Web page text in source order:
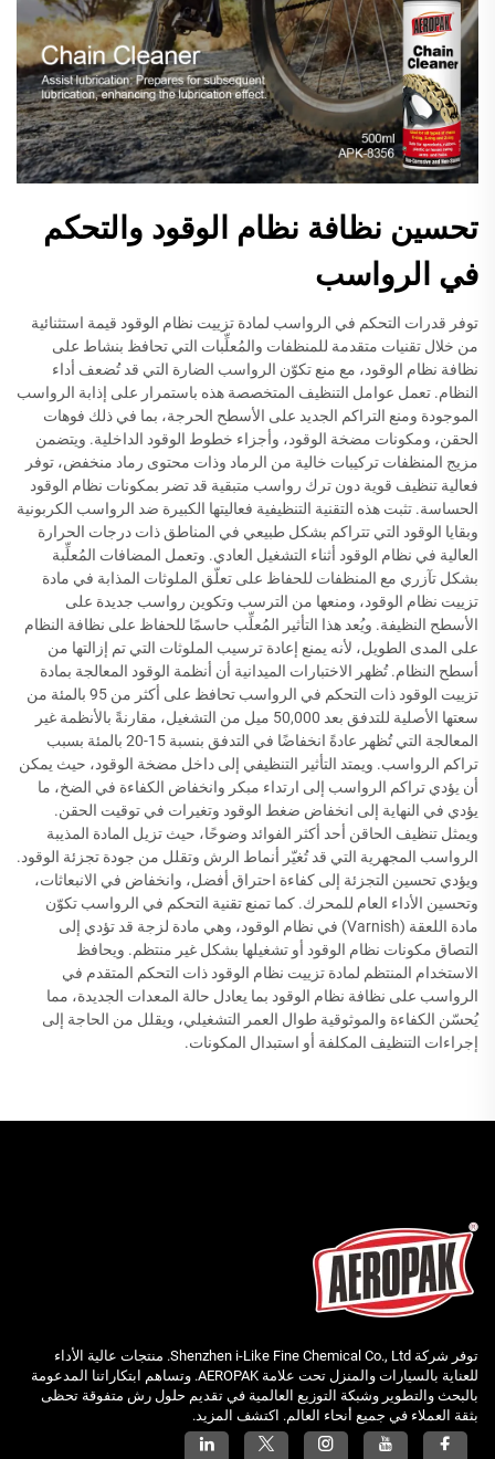
تحسين نظافة نظام الوقود والتحكم
في الرواسب
توفر قدرات التحكم في الرواسب لمادة تزييت نظام الوقود قيمة استثنائية
من خلال تقنيات متقدمة للمنظفات والمُعلِّبات التي تحافظ بنشاط على
نظافة نظام الوقود، مع منع تكوّن الرواسب الضارة التي قد تُضعف أداء
النظام. تعمل عوامل التنظيف المتخصصة هذه باستمرار على إذابة الرواسب
الموجودة ومنع التراكم الجديد على الأسطح الحرجة، بما في ذلك فوهات
الحقن، ومكونات مضخة الوقود، وأجزاء خطوط الوقود الداخلية. ويتضمن
مزيج المنظفات تركيبات خالية من الرماد وذات محتوى رماد منخفض، توفر
فعالية تنظيف قوية دون ترك رواسب متبقية قد تضر بمكونات نظام الوقود
الحساسة. تثبت هذه التقنية التنظيفية فعاليتها الكبيرة ضد الرواسب الكربونية
وبقايا الوقود التي تتراكم بشكل طبيعي في المناطق ذات درجات الحرارة
العالية في نظام الوقود أثناء التشغيل العادي. وتعمل المضافات المُعلِّبة
بشكل تآزري مع المنظفات للحفاظ على تعلّق الملوثات المذابة في مادة
تزييت نظام الوقود، ومنعها من الترسب وتكوين رواسب جديدة على
الأسطح النظيفة. ويُعد هذا التأثير المُعلِّب حاسمًا للحفاظ على نظافة النظام
على المدى الطويل، لأنه يمنع إعادة ترسيب الملوثات التي تم إزالتها من
أسطح النظام. تُظهر الاختبارات الميدانية أن أنظمة الوقود المعالجة بمادة
تزييت الوقود ذات التحكم في الرواسب تحافظ على أكثر من 95 بالمئة من
سعتها الأصلية للتدفق بعد 50,000 ميل من التشغيل، مقارنةً بالأنظمة غير
المعالجة التي تُظهر عادةً انخفاضًا في التدفق بنسبة 15-20 بالمئة بسبب
تراكم الرواسب. ويمتد التأثير التنظيفي إلى داخل مضخة الوقود، حيث يمكن
أن يؤدي تراكم الرواسب إلى ارتداء مبكر وانخفاض الكفاءة في الضخ، ما
يؤدي في النهاية إلى انخفاض ضغط الوقود وتغيرات في توقيت الحقن.
ويمثل تنظيف الحاقن أحد أكثر الفوائد وضوحًا، حيث تزيل المادة المذيبة
الرواسب المجهرية التي قد تُغيّر أنماط الرش وتقلل من جودة تجزئة الوقود.
ويؤدي تحسين التجزئة إلى كفاءة احتراق أفضل، وانخفاض في الانبعاثات،
وتحسين الأداء العام للمحرك. كما تمنع تقنية التحكم في الرواسب تكوّن
مادة اللعقة (Varnish) في نظام الوقود، وهي مادة لزجة قد تؤدي إلى
التصاق مكونات نظام الوقود أو تشغيلها بشكل غير منتظم. ويحافظ
الاستخدام المنتظم لمادة تزييت نظام الوقود ذات التحكم المتقدم في
الرواسب على نظافة نظام الوقود بما يعادل حالة المعدات الجديدة، مما
يُحسّن الكفاءة والموثوقية طوال العمر التشغيلي، ويقلل من الحاجة إلى
إجراءات التنظيف المكلفة أو استبدال المكونات.
توفر شركة Shenzhen i-Like Fine Chemical Co., Ltd. منتجات عالية الأداء
للعناية بالسيارات والمنزل تحت علامة AEROPAK. وتساهم ابتكاراتنا المدعومة
بالبحث والتطوير وشبكة التوزيع العالمية في تقديم حلول رش متفوقة تحظى
بثقة العملاء في جميع أنحاء العالم. اكتشف المزيد.